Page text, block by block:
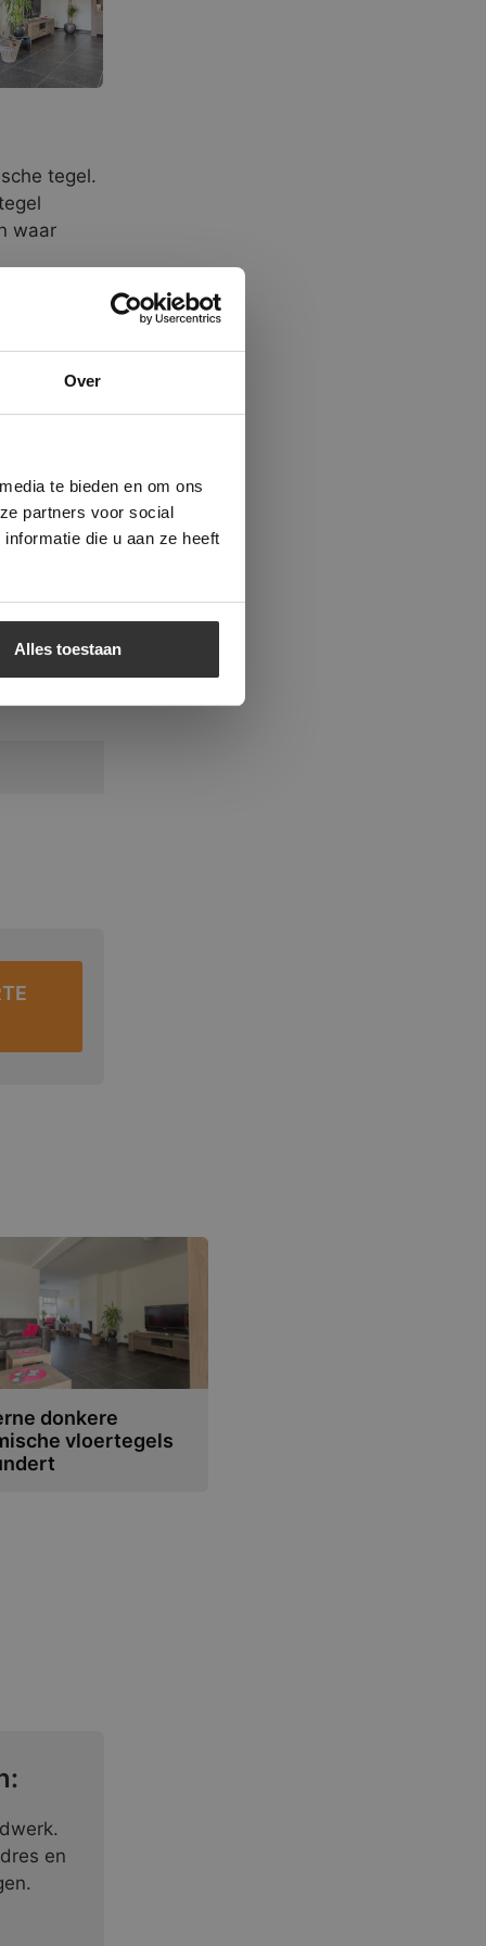
Over
te bieden en om ons
partners voor social
die u aan ze heeft
Alles toestaan
tegel.
waar
donkere
vloertegels
en
×